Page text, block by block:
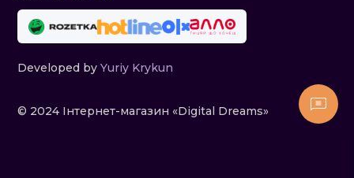
Developed byYuriy Krykun
© 2024 Інтернет-магазин «Digital Dreams»